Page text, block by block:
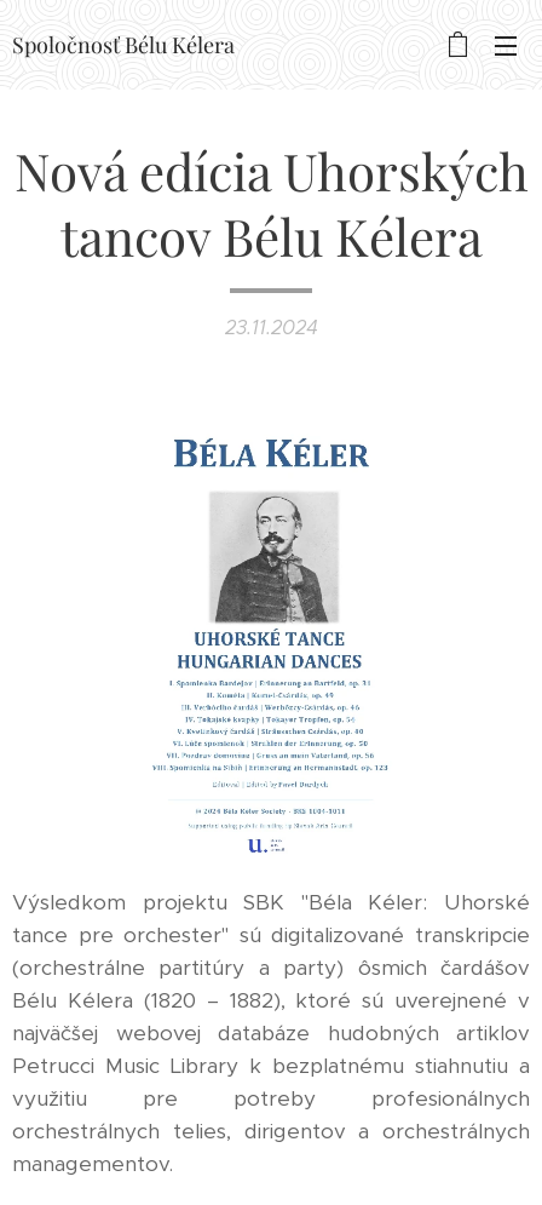
Spoločnosť Bélu Kélera
Nová edícia Uhorských
tancov Bélu Kélera
23.11.2024
Výsledkom projektu SBK "Béla Kéler: Uhorské
tance pre orchester" sú digitalizované transkripcie
(orchestrálne partitúry a party) ôsmich čardášov
Bélu Kélera (1820 – 1882), ktoré sú uverejnené v
najväčšej webovej databáze hudobných artiklov
Petrucci Music Library k bezplatnému stiahnutiu a
využitiu pre potreby profesionálnych
orchestrálnych telies, dirigentov a orchestrálnych
managementov.